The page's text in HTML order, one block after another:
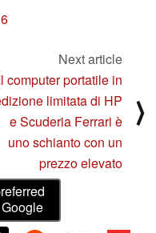
Next article
computer portatile in
limitata di HP
e Scuderia Ferrari è
uno schianto con un
prezzo elevato
⟩